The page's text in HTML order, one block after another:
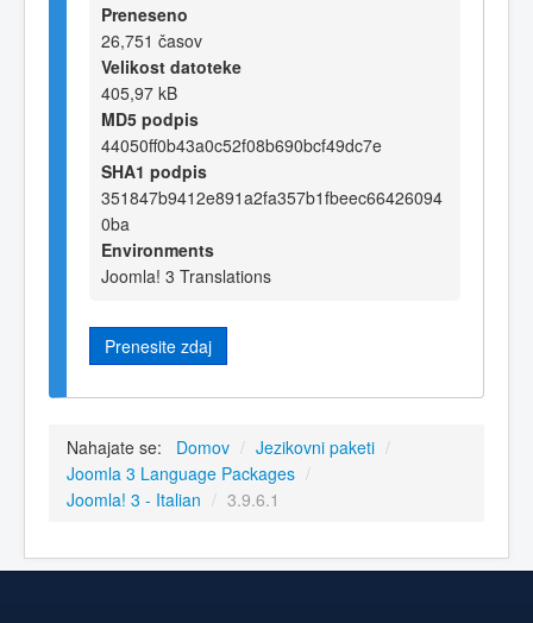
Preneseno
26,751 časov
Velikost datoteke
405,97 kB
MD5 podpis
44050ff0b43a0c52f08b690bcf49dc7e
SHA1 podpis
351847b9412e891a2fa357b1fbeec66426094
0ba
Environments
Joomla! 3 Translations
Prenesite zdaj
Nahajate se: Domov / Jezikovni paketi /
Joomla 3 Language Packages /
Joomla! 3 - Italian / 3.9.6.1